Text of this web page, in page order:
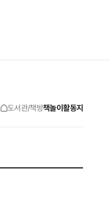
도서관/책방책놀이활동지